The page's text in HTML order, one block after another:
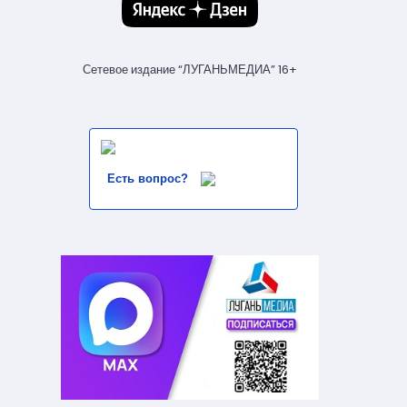
Сетевое издание “ЛУГАНЬМЕДИА” 16+
Есть вопрос?